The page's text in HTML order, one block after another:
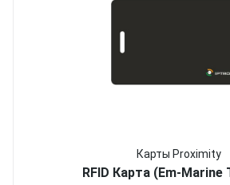
Карты Proximity
RFID Карта (Em-Marine